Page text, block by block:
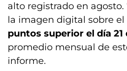
alto registrado en
la imagen digital sobre
puntos superior el día 21
promedio mensual de
informe.